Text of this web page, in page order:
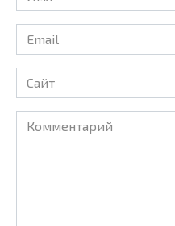
*
Email
*
Сайт
Комментарий